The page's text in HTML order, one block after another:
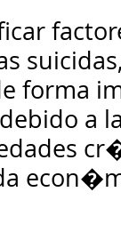
forma
a